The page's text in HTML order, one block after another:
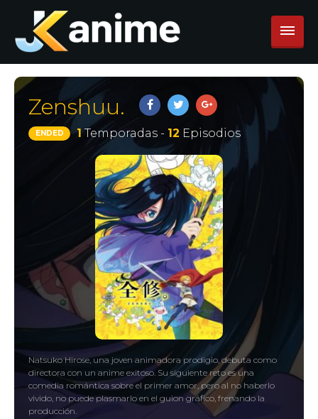
Zenshuu.
ENDED 1Temporadas - 12 Episodios
Natsuko Hirose, una joven animadora prodigio, debuta como
directora con un anime exitoso. Su siguiente reto es una
comedia romántica sobre el primer amor, pero al no haberlo
vivido, no puede plasmarlo en el guion gráfico, frenando la
producción.